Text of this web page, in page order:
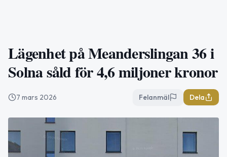
Lägenhet på Meanderslingan 36 i
Solna såld för 4,6 miljoner kronor
7 mars 2026 Felanmäl Dela